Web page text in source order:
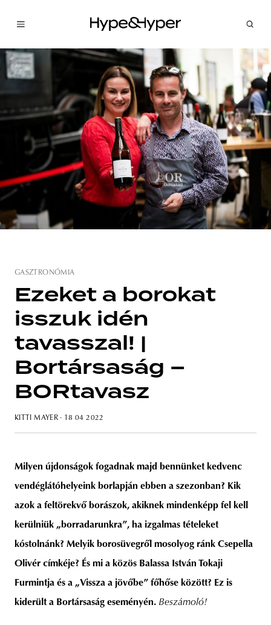
poland
GASZTRONÓMIA
Ezeket a borokat
isszuk idén
tavasszal! |
Bortársaság –
BORtavasz
KITTI MAYER· 18 04 2022
Milyen újdonságok fogadnak majd bennünket kedvenc
vendéglátóhelyeink borlapján ebben a szezonban? Kik
azok a feltörekvő borászok, akiknek mindenképp fel kell
kerülniük „borradarunkra”, ha izgalmas tételeket
kóstolnánk? Melyik borosüvegről mosolyog ránk Csepella
Olivér címkéje? És mi a közös Balassa István Tokaji
Furmintja és a „Vissza a jövőbe” főhőse között? Ez is
kiderült a Bortársaság eseményén. Beszámoló!